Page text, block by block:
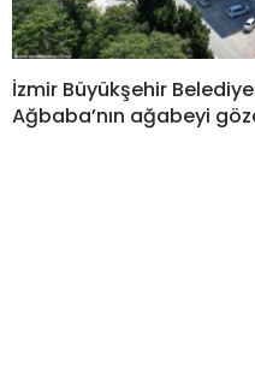
İzmir Büyükşehir
Ağbaba’nın ağabeyi